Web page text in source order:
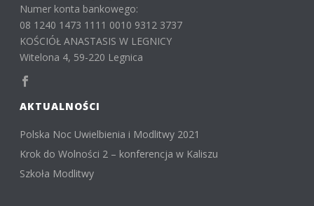
Numer konta bankowego:
08 1240 1473 1111 0010 9312 3737
KOŚCIÓŁ ANASTASIS W LEGNICY
Witelona 4, 59-220 Legnica
AKTUALNOŚCI
Polska Noc Uwielbienia i Modlitwy 2021
Krok do Wolności 2 – konferencja w Kaliszu
Szkoła Modlitwy